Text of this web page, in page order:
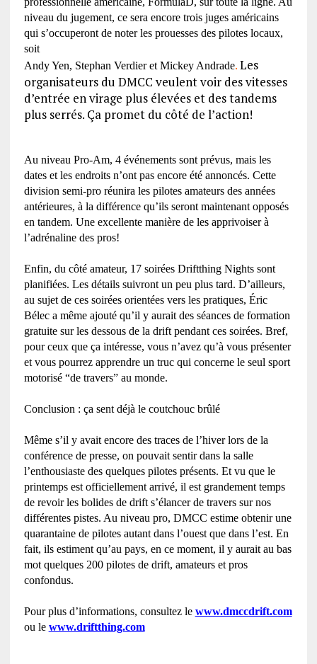
niveau du jugement, ce sera encore trois juges américains
qui s’occuperont de noter les prouesses des pilotes locaux,
soit
Andy Yen, Stephan Verdier et Mickey Andrade.Les
organisateurs du DMCC veulent voir des vitesses
d’entrée en virage plus élevées et des tandems
plus serrés. Ça promet du côté de l’action!
Au niveau Pro-Am, 4 événements sont prévus, mais les
dates et les endroits n’ont pas encore été annoncés. Cette
division semi-pro réunira les pilotes amateurs des années
antérieures, à la différence qu’ils seront maintenant opposés
en tandem. Une excellente manière de les apprivoiser à
l’adrénaline des pros!
Enfin, du côté amateur, 17 soirées Driftthing Nights sont
planifiées. Les détails suivront un peu plus tard. D’ailleurs,
au sujet de ces soirées orientées vers les pratiques, Éric
Bélec a même ajouté qu’il y aurait des séances de formation
gratuite sur les dessous de la drift pendant ces soirées. Bref,
pour ceux que ça intéresse, vous n’avez qu’à vous présenter
et vous pourrez apprendre un truc qui concerne le seul sport
motorisé “de travers” au monde.
Conclusion : ça sent déjà le coutchouc brûlé
Même s’il y avait encore des traces de l’hiver lors de la
conférence de presse, on pouvait sentir dans la salle
l’enthousiaste des quelques pilotes présents. Et vu que le
printemps est officiellement arrivé, il est grandement temps
de revoir les bolides de drift s’élancer de travers sur nos
différentes pistes. Au niveau pro, DMCC estime obtenir une
quarantaine de pilotes autant dans l’ouest que dans l’est. En
fait, ils estiment qu’au pays, en ce moment, il y aurait au bas
mot quelques 200 pilotes de drift, amateurs et pros
confondus.
Pour plus d’informations, consultez le www.dmccdrift.com
ou le www.driftthing.com